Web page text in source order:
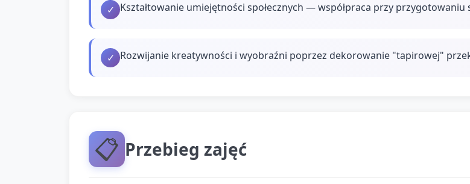
✓ Kształtowanie umiejętności społecznych — współpraca przy
✓ Rozwijanie kreatywności i wyobraźni poprzez dekorowanie "tapirowej"
📋 Przebieg zajęć